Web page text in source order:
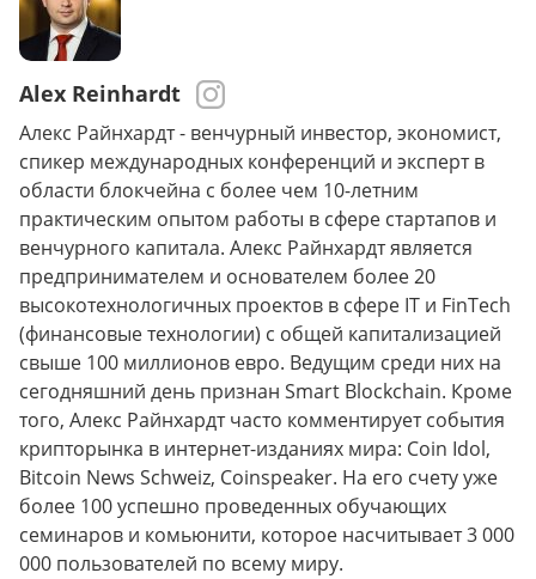
Alex Reinhardt
Алекс Райнхардт - венчурный инвестор, экономист,
спикер международных конференций и эксперт в
области блокчейна с более чем 10-летним
практическим опытом работы в сфере стартапов и
венчурного капитала. Алекс Райнхардт является
предпринимателем и основателем более 20
высокотехнологичных проектов в сфере IT и FinTech
(финансовые технологии) с общей капитализацией
свыше 100 миллионов евро. Ведущим среди них на
сегодняшний день признан Smart Blockchain. Кроме
того, Алекс Райнхардт часто комментирует события
крипторынка в интернет-изданиях мира: Coin Idol,
Bitcoin News Schweiz, Coinspeaker. На его счету уже
более 100 успешно проведенных обучающих
семинаров и комьюнити, которое насчитывает 3 000
000 пользователей по всему миру.